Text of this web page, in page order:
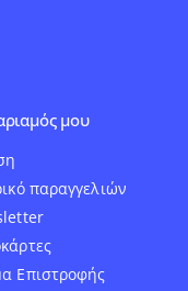
μου
παραγγελιών
Επιστροφής